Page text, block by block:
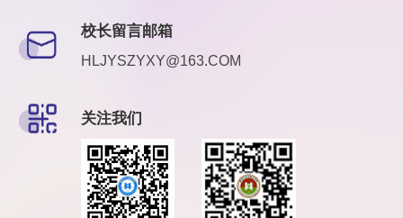
校长留言邮箱
HLJYSZYXY@163.COM
关注我们